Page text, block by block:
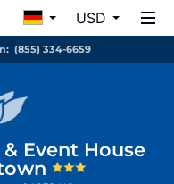
USD
(855) 334-6659
Event House